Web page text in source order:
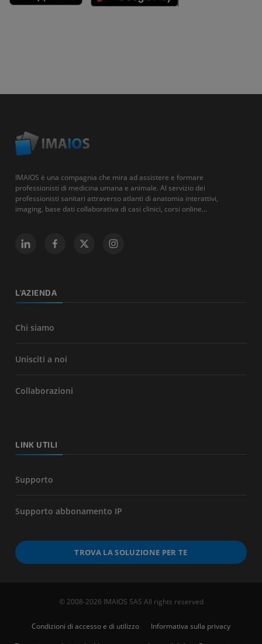
IMAIOS è una compagnia che mira ad assistere e formare
professionisti di medicina umana e animale. Al servizio dei
professionisti sanitari attraverso atlanti di anatomia interattivi,
imaging, base dati collaborativa di casi clinici, corsi online...
L'AZIENDA
Chi siamo
Unisciti a noi
Collaborazioni
LINK UTILI
Supporto
Supporto abbonamento IP
TROVA LA SOLUZIONE PER TE
© 2008-2026 IMAIOS SAS All rights reserved
Condizioni di accesso e di utilizzo
Informativa sulla privacy